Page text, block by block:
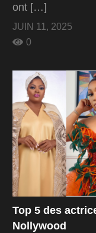
ont […]
JUIN 11, 2025
0
Top 5 des
Nollywood